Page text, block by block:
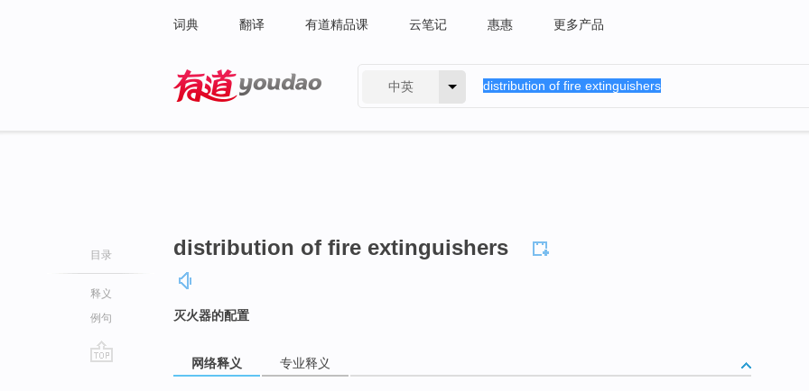
词典 翻译 有道精品课 云笔记 惠惠 更多产品
中英
目录
释义
例句
distribution of fire extinguishers
灭火器的配置
网络释义 专业释义